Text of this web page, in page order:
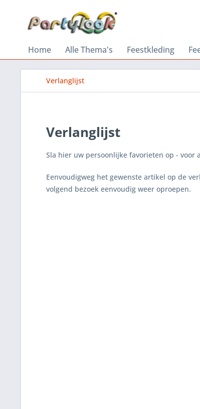
Home Alle Thema's Feestkleding
Verlanglijst
Verlanglijst
Sla hier uw persoonlijke favorieten op - voor
Eenvoudigweg het gewenste artikel op de
volgend bezoek eenvoudig weer oproepen.